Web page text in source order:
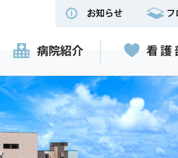
病院紹介
個人情報保護方針
交通アクセス
関連施設
情報公開
医療機関の皆様へ
看護専門学校卒業生
各種証明書発行手続き
お問い合わせ先
地域医療支援病院/紹介受診
重点医療機関
災害拠点病院
地域がん診療連携拠点病院